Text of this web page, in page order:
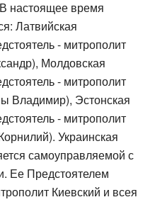
настоящее время
Латвийская
- митрополит
Молдовская
- митрополит
Владимир), Эстонская
- митрополит
Украинская
самоуправляемой с
Ее Предстоятелем
Киевский и всея